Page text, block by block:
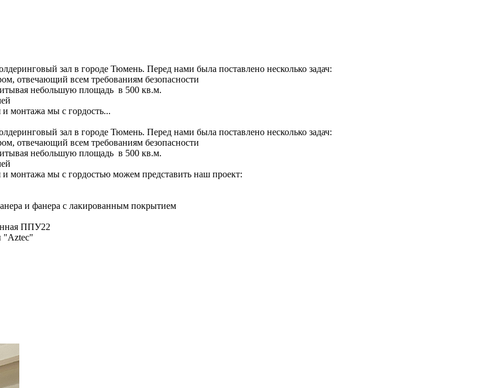
зал в городе Тюмень. Перед нами была поставлено несколько задач:
отвечающий всем требованиям безопасности
небольшую площадь в 500 кв.м.
и монтажа мы с гордость...
зал в городе Тюмень. Перед нами была поставлено несколько задач:
отвечающий всем требованиям безопасности
небольшую площадь в 500 кв.м.
монтажа мы с гордостью можем представить наш проект:
и фанера с лакированным покрытием
ППУ22
"Aztec"